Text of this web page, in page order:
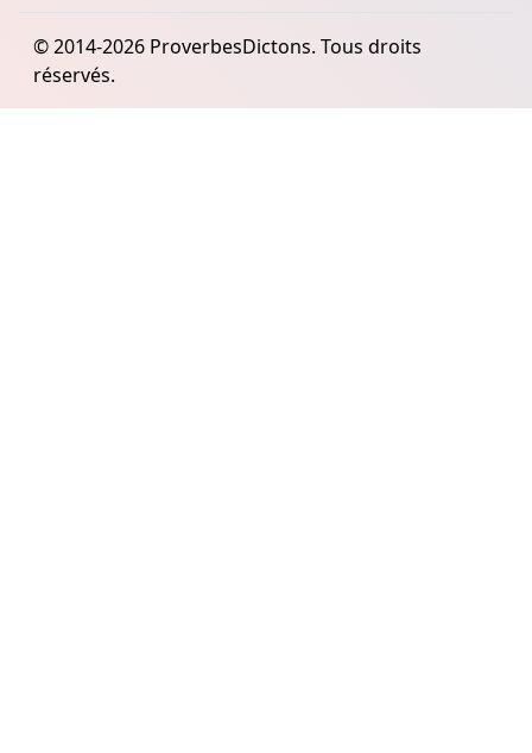
© 2014-2026 ProverbesDictons. Tous droits
réservés.